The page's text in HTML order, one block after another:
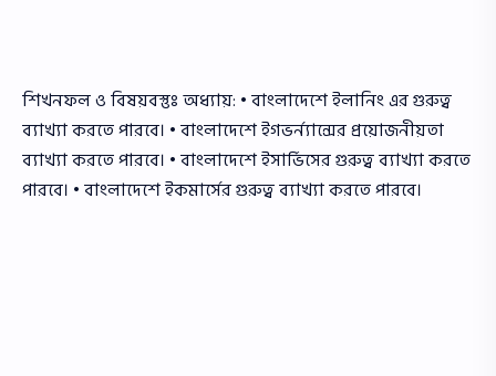
শিখনফল ও বিষয়বস্তুঃ অধ্যায়: • বাংলাদেশে ইলানিং এর গুরুত্ব
ব্যাখ্যা করতে পারবে। • বাংলাদেশে ইগভর্ন্যান্সের প্রয়ােজনীয়তা
ব্যাখ্যা করতে পারবে। • বাংলাদেশে ইসার্ভিসের গুরুত্ব ব্যাখ্যা করতে
পারবে। • বাংলাদেশে ইকমার্সের গুরুত্ব ব্যাখ্যা করতে পারবে।